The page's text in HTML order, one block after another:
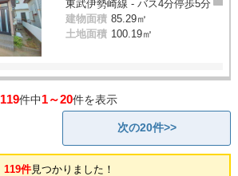
東武伊勢崎線 - バス4分停歩5分
建物面積 85.29㎡
土地面積 100.19㎡
119件中1～20件を表示
次の20件>>
119件見つかりました！